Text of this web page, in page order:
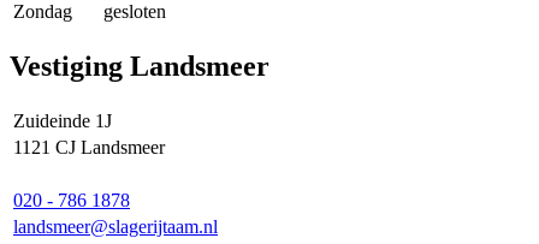
Zondag
gesloten
Vestiging Landsmeer
Zuideinde 1J
1121 CJ Landsmeer
020 - 786 1878
landsmeer@slagerijtaam.nl